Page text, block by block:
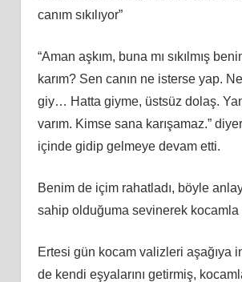
canım sıkılıyor”
“Aman aşkım, buna mı sıkılmış
karım? Sen canın ne isterse yap.
giy… Hatta giyme, üstsüz dolaş.
varım. Kimse sana karışamaz.”
içinde gidip gelmeye devam etti.
Benim de içim rahatladı, böyle
sahip olduğuma sevinerek kocamla
Ertesi gün kocam valizleri aşağıya
de kendi eşyalarını getirmiş,